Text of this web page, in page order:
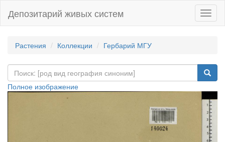
Депозитарий живых систем
Растения Коллекции Гербарий МГУ
Полное изображение